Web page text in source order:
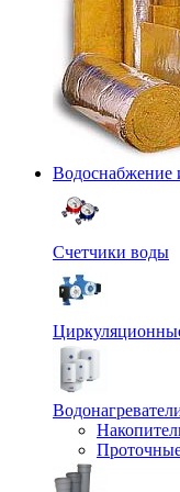
Водоснабжение
Счетчики воды